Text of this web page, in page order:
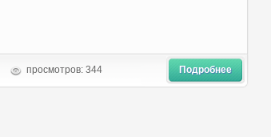
просмотров: 344 Подробнее